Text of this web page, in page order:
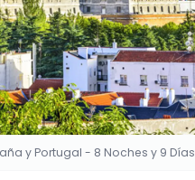
y Portugal - 8 Noches y 9 Días